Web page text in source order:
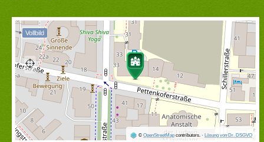
© OpenStreetMapcontributors. · Lösung von Dr. DSGVO
Vollbild